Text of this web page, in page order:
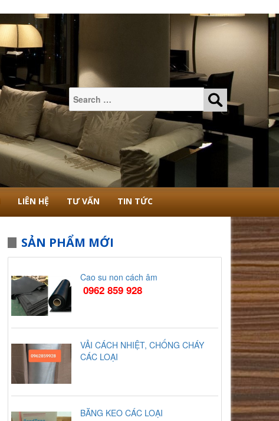
Tìm
kiếm:
LIÊN HỆ TƯ VẤN TIN TỨC
SẢN PHẨM MỚI
Cao su non cách âm
0962 859 928
VẢI CÁCH NHIỆT, CHỐNG CHÁY
CÁC LOẠI
BĂNG KEO CÁC LOẠI